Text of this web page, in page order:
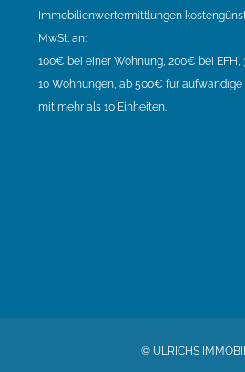
Immobilienwertermittlungen
MwSt. an:
100€ bei einer Wohnung, 200€ bei
10 Wohnungen, ab 500€ für
mit mehr als 10 Einheiten.
© ULRICHS